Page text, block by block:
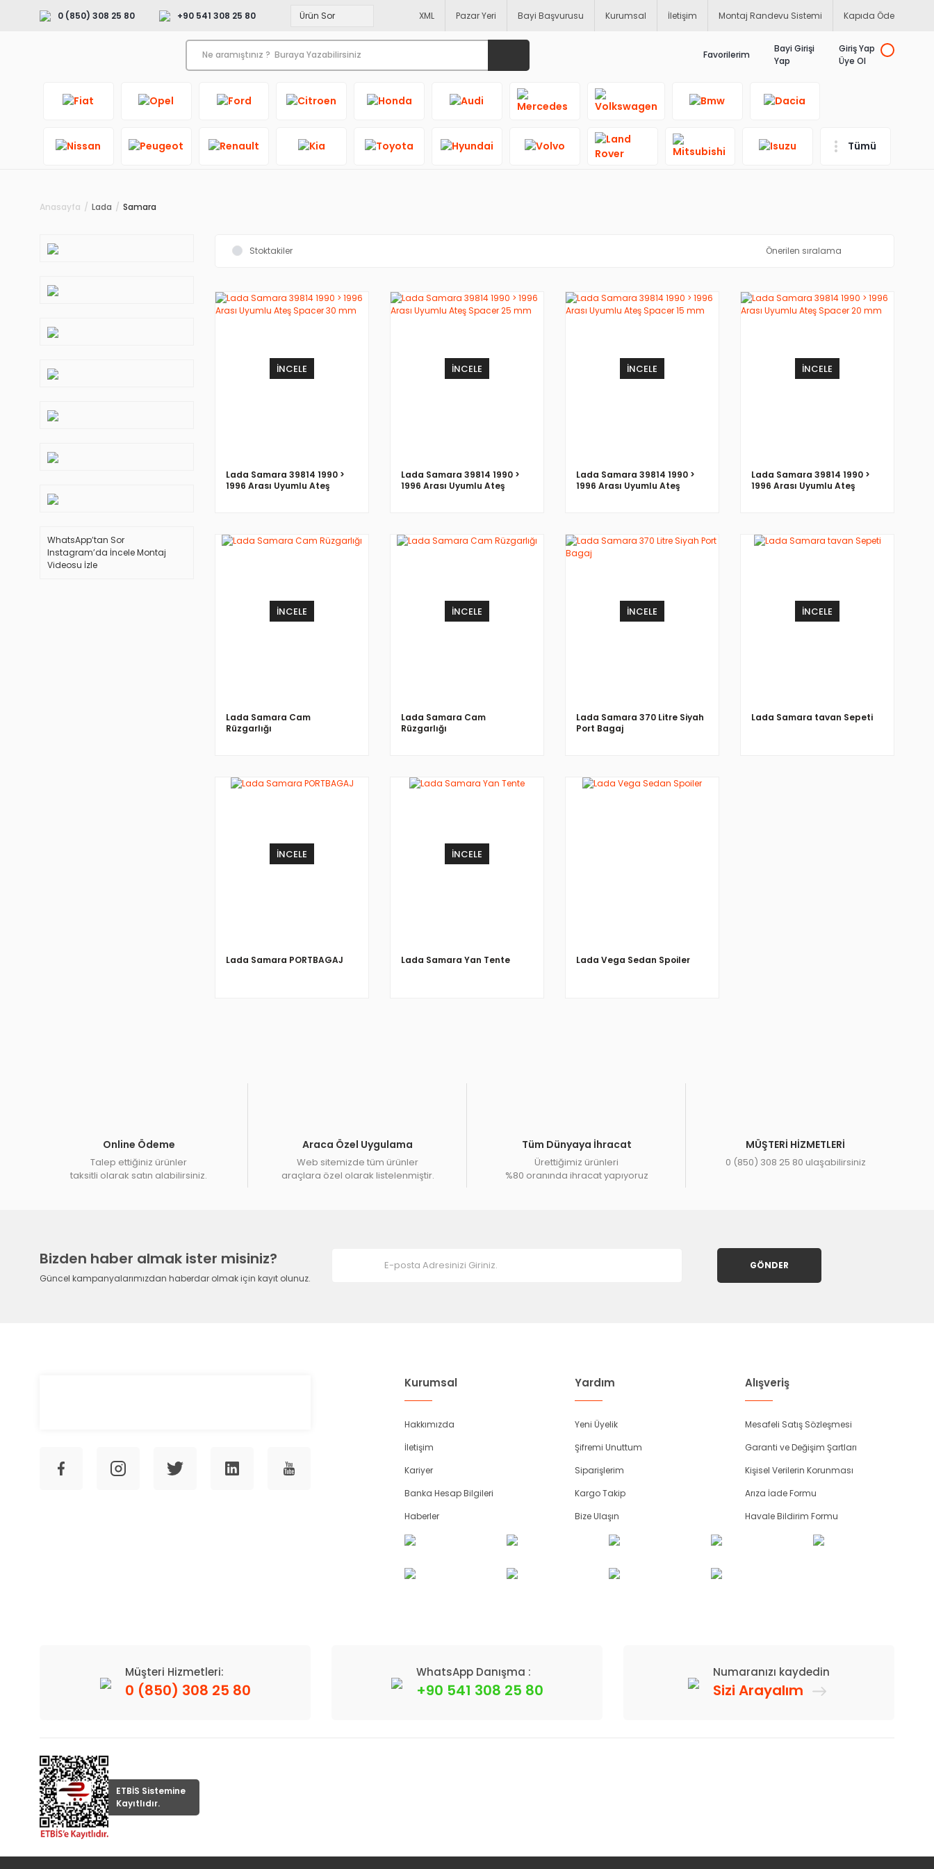
0 (850) 308 25 80 +90 541 308 25 80 XML Pazar Yeri Bayi Başvurusu Kurumsal İletişim Montaj Randevu Sistemi Kapıda Öde
Favorilerim
Bayi Girişi
Yap
Giriş Yap
Üye Ol
Tümü
Anasayfa Lada Samara
WhatsApp’tan Sor
Instagram’da İnceleMontaj
Videosu İzle
Stoktakiler
İNCELE
Lada Samara 39814 1990 >
1996 Arası Uyumlu Ateş
İNCELE
Lada Samara 39814 1990 >
1996 Arası Uyumlu Ateş
İNCELE
Lada Samara 39814 1990 >
1996 Arası Uyumlu Ateş
İNCELE
Lada Samara 39814 1990 >
1996 Arası Uyumlu Ateş
İNCELE
Lada Samara Cam
Rüzgarlığı
İNCELE
Lada Samara Cam
Rüzgarlığı
İNCELE
Lada Samara 370 Litre Siyah
Port Bagaj
İNCELE
Lada Samara tavan Sepeti
İNCELE
Lada Samara PORTBAGAJ
İNCELE
Lada Samara Yan Tente Lada Vega Sedan Spoiler
Online Ödeme
Talep ettiğiniz ürünler
taksitli olarak satın alabilirsiniz.
Araca Özel Uygulama
Web sitemizde tüm ürünler
araçlara özel olarak listelenmiştir.
Tüm Dünyaya İhracat
Ürettiğimiz ürünleri
%80 oranında ihracat yapıyoruz
MÜŞTERİ HİZMETLERİ
0 (850) 308 25 80 ulaşabilirsiniz
Bizden haber almak ister misiniz?
Güncel kampanyalarımızdan haberdar olmak için kayıt olunuz.
GÖNDER
Kurumsal
Hakkımızda
İletişim
Kariyer
Banka Hesap Bilgileri
Haberler
Yardım
Yeni Üyelik
Şifremi Unuttum
Siparişlerim
Kargo Takip
Bize Ulaşın
Alışveriş
Mesafeli Satış Sözleşmesi
Garanti ve Değişim Şartları
Kişisel Verilerin Korunması
Arıza İade Formu
Havale Bildirim Formu
Müşteri Hizmetleri:
0 (850) 308 25 80
WhatsApp Danışma :
+90 541 308 25 80
Numaranızı kaydedin
Sizi Arayalım
ETBİS Sistemine
Kayıtlıdır.